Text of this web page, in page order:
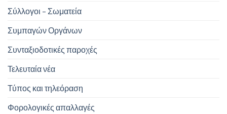
Σύλλογοι – Σωματεία
Συμπαγών Οργάνων
Συνταξιοδοτικές παροχές
Τελευταία νέα
Τύπος και τηλεόραση
Φορολογικές απαλλαγές